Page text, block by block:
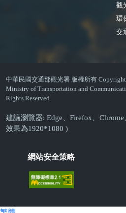
觀
環
交
中華民國交通部觀光署 版權所有
Ministry of Transportation and
Rights Reserved.
建議瀏覽器: Edge、Firefox、
效果為1920*1080 )
網站安全策略